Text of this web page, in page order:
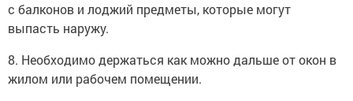
с балконов и лоджий предметы, которые могут
выпасть наружу.
8. Необходимо держаться как можно дальше от окон в
жилом или рабочем помещении.